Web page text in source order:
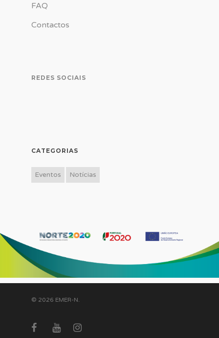
FAQ
Contactos
REDES SOCIAIS
CATEGORIAS
Eventos Notícias
© 2026 EMER-N.